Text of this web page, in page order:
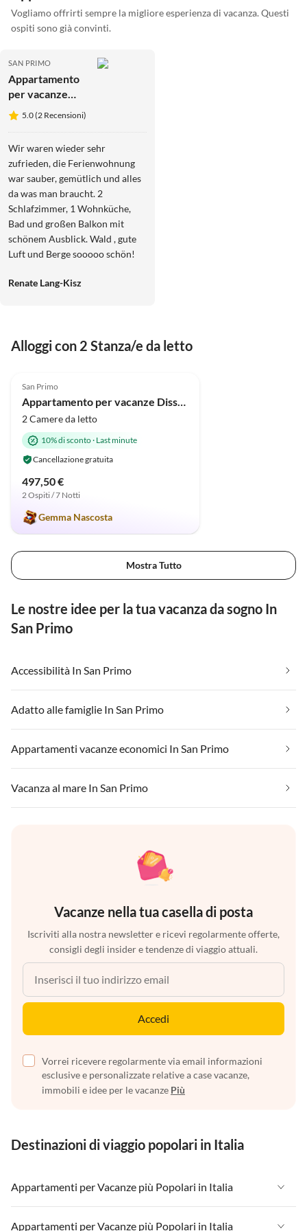
Vogliamo offrirti sempre la migliore esperienza di vacanza. Questi
ospiti sono già convinti.
SAN PRIMO
Appartamento
per vacanze
Dissinger Rosi
"Valerie"
5.0 (2 Recensioni)
Wir waren wieder sehr
zufrieden, die Ferienwohnung
war sauber, gemütlich und alles
da was man braucht. 2
Schlafzimmer, 1 Wohnküche,
Bad und großen Balkon mit
schönem Ausblick. Wald , gute
Luft und Berge sooooo schön!
nett und immer da, wenn wir
war leider nicht ganz so schön
Trotzdem war es wieder ein
wunderschöner und erholsamer
Urlaub mit meinen Mann und
Freunden. Vielen Dank Frau
Dissinger und bis bald L.G.
Renate
Renate Lang-Kisz
Alloggi con 2 Stanza/e da letto
San Primo
2 Camere da letto
10% di sconto· Last minute
Cancellazione gratuita
497,50 €
2 Ospiti / 7 Notti
Gemma Nascosta
Mostra Tutto
Le nostre idee per la tua vacanza da sogno In
San Primo
Accessibilità In San Primo
Adatto alle famiglie In San Primo
Appartamenti vacanze economici In San Primo
Vacanza al mare In San Primo
Vacanze nella tua casella di posta
Iscriviti alla nostra newsletter e ricevi regolarmente offerte,
consigli degli insider e tendenze di viaggio attuali.
Accedi
Vorrei ricevere regolarmente via email informazioni
esclusive e personalizzate relative a case vacanze,
immobili e idee per le vacanze Più
Destinazioni di viaggio popolari in Italia
Appartamenti per Vacanze più Popolari in Italia
Appartamenti per Vacanze in Italia
Appartamenti per Vacanze più Popolari in Italia